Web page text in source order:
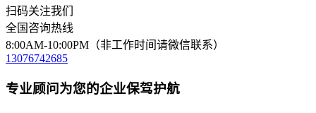
扫码关注我们
全国咨询热线
8:00AM-10:00PM（非工作时间请微信联系）
13076742685
专业顾问为您的企业保驾护航